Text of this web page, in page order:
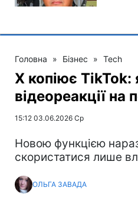
Головна » Бізнес » Tech
X копіює
відеореакції на
15:12 03.06.2026 Ср
Новою функцією
скористатися лише
ОЛЬГА ЗАВАДА